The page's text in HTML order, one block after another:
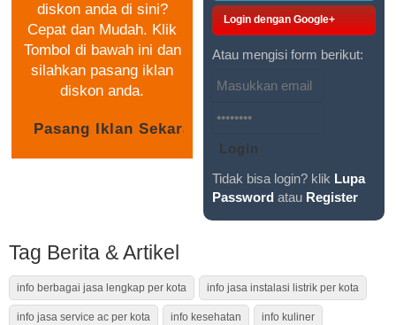
diskon anda di sini?
Cepat dan Mudah. Klik
Tombol di bawah ini dan
silahkan pasang iklan
diskon anda.
Login dengan Google+
Atau mengisi form berikut:
Tidak bisa login? klik Lupa
Password atau Register
Tag Berita & Artikel
info berbagai jasa lengkap per kota info jasa instalasi listrik per kota
info jasa service ac per kota info kesehatan info kuliner